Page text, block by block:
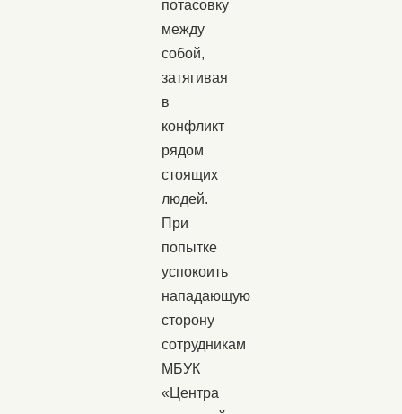
потасовку
между
собой,
затягивая
в
конфликт
рядом
стоящих
людей.
При
попытке
успокоить
нападающую
сторону
сотрудникам
МБУК
«Центра